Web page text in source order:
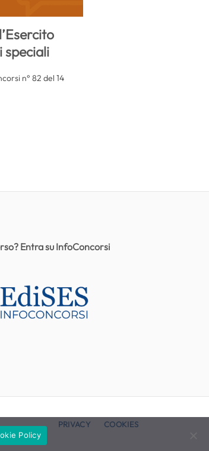
speciali
n° 82 del 14
Entra su InfoConcorsi
PRIVACY
COOKIES
Policy